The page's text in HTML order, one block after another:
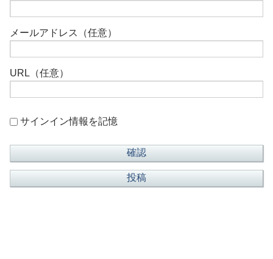
メールアドレス（任意）
URL（任意）
サインイン情報を記憶